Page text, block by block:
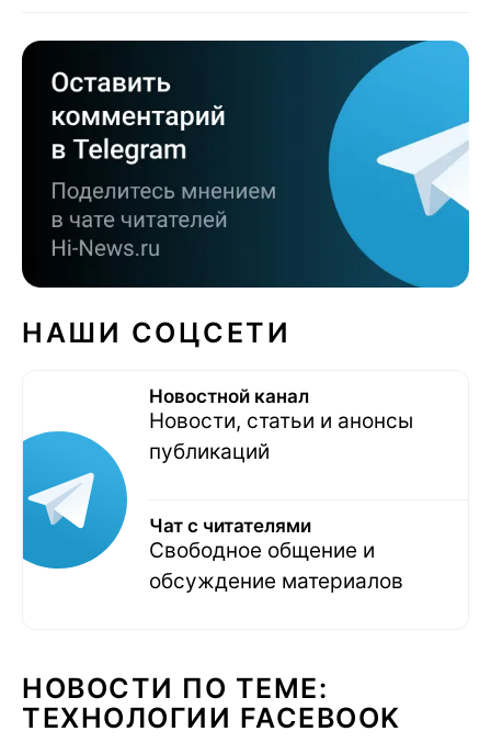
НАШИ СОЦСЕТИ
Новостной канал
Новости, статьи и анонсы
публикаций
Чат с читателями
Свободное общение и
обсуждение материалов
НОВОСТИ ПО ТЕМЕ:
ТЕХНОЛОГИИ FACEBOOK